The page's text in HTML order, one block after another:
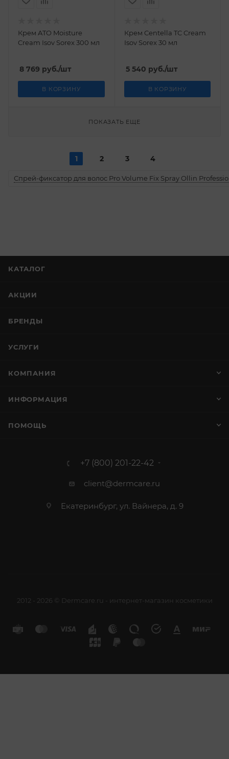
Крем ATO Moisture
Cream Isov Sorex 300 мл
8 769 руб./шт
В КОРЗИНУ
Крем Centella TC Cream
Isov Sorex 30 мл
5 540 руб./шт
В КОРЗИНУ
ПОКАЗАТЬ ЕЩЕ
1 2 3 4
Спрей-фиксатор для волос Pro Volume Fix Spray Ollin
КАТАЛОГ
АКЦИИ
БРЕНДЫ
УСЛУГИ
КОМПАНИЯ
ИНФОРМАЦИЯ
ПОМОЩЬ
+7 (800) 201-22-42
client@dermcare.ru
Екатеринбург, ул. Вайнера, д. 9
2012 - 2026 © Dermcare.ru - интернет-магазин косметики